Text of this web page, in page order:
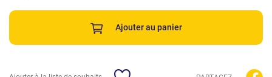
Ajouter au panier